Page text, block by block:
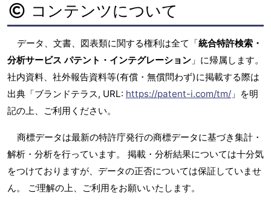
コンテンツについて
データ、文書、図表類に関する権利は全て「統合特許検索・
分析サービス パテント・インテグレーション 」に帰属します。
社内資料、社外報告資料等(有償・無償問わず)に掲載する際は
出典「ブランドテラス, URL: https://patent-i.com/tm/ 」を明
記の上、ご利用ください。
商標データは最新の特許庁発行の商標データに基づき集計・
解析・分析を行っています。 掲載・分析結果については十分気
をつけておりますが、データの正否については保証していませ
ん。 ご理解の上、ご利用をお願いいたします。